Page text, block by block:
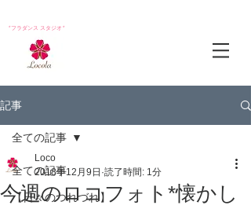
*フラダンス スタジオ*
記事
全ての記事
【日々のつれづれ】
全ての記事
今週のロコフォト*懐かし
Loco
2018年12月9日 読了時間: 1分